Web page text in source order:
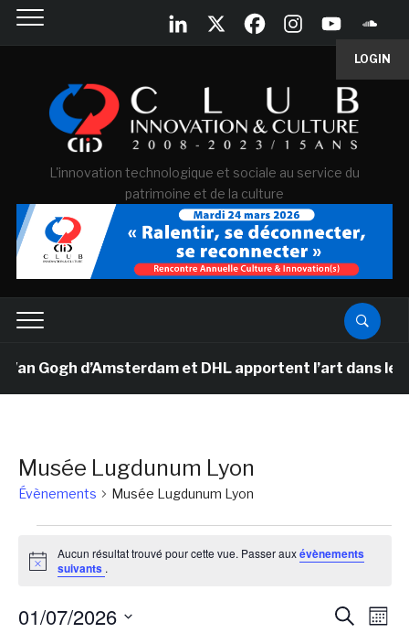
LOGIN
L'innovation technologique et sociale au service du
patrimoine et de la culture
Gogh d’Amsterdam et DHL apportent l’art dans
Musée Lugdunum Lyon
Évènements Musée Lugdunum Lyon
Notice
Aucun résultat trouvé pour cette vue. Passer auxévènements
suivants .
Mois
01/07/2026